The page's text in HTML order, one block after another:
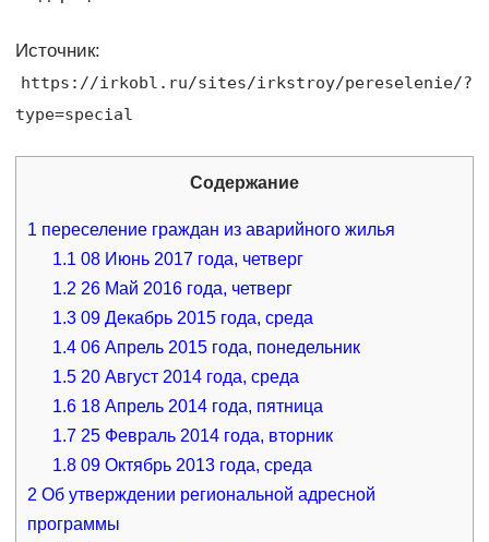
Источник:
https://irkobl.ru/sites/irkstroy/pereselenie/?
type=special
Содержание
1 переселение граждан из аварийного жилья
1.1 08 Июнь 2017 года, четверг
1.2 26 Май 2016 года, четверг
1.3 09 Декабрь 2015 года, среда
1.4 06 Апрель 2015 года, понедельник
1.5 20 Август 2014 года, среда
1.6 18 Апрель 2014 года, пятница
1.7 25 Февраль 2014 года, вторник
1.8 09 Октябрь 2013 года, среда
2 Об утверждении региональной адресной
программы